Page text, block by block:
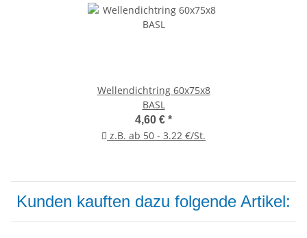
Wellendichtring 60x75x8
BASL
4,60 € *
z.B. ab 50 - 3.22 €/St.
Kunden kauften dazu folgende Artikel: